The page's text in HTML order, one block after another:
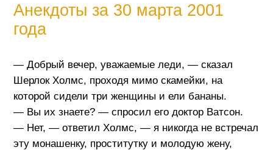
Анекдоты за 30 марта 2001
года
— Добрый вечер, уважаемые леди, — сказал
Шерлок Холмс, проходя мимо скамейки, на
которой сидели три женщины и ели бананы.
— Вы их знаете? — спросил его доктор Ватсон.
— Нет, — ответил Холмс, — я никогда не встречал
эту монашенку, проститутку и молодую жену,